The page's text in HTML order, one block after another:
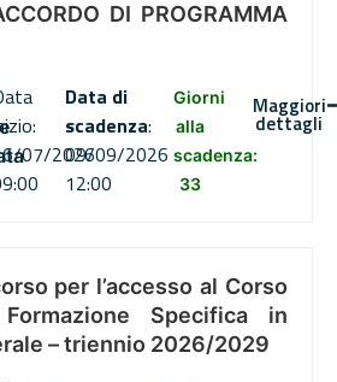
DI PROGRAMMA
07/2026
Data di
scadenza:
09/09/2026
12:00
Giorni
alla
scadenza:
33
Maggiori
dettagli
per l’accesso al Corso
Specifica in
– triennio 2026/2029